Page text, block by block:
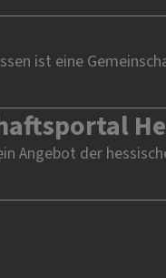
ist eine
Angebot der